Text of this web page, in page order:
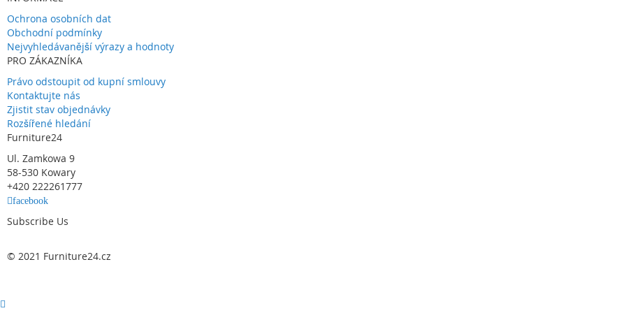
Ochrona osobních dat
Obchodní podmínky
Nejvyhledávanější výrazy a hodnoty
PRO ZÁKAZNÍKA
Právo odstoupit od kupní smlouvy
Kontaktujte nás
Zjistit stav objednávky
Rozšířené hledání
Furniture24
Ul. Zamkowa 9
58-530 Kowary
+420 222261777
facebook
Subscribe Us
© 2021 Furniture24.cz